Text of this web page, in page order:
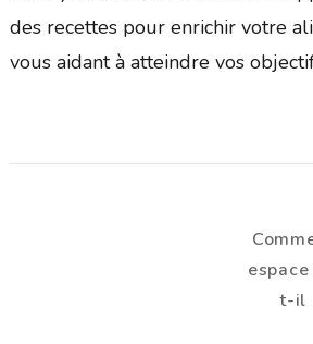
des recettes pour enrichir votre
vous aidant à atteindre vos
t-il